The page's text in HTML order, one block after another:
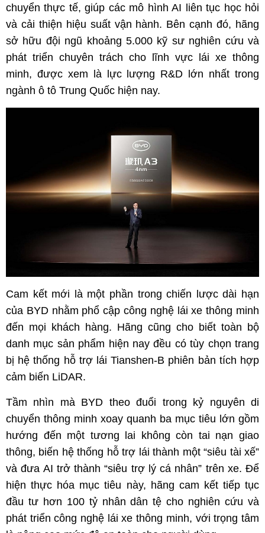
chuyển thực tế, giúp các mô hình AI liên tục học hỏi
và cải thiện hiệu suất vận hành. Bên cạnh đó, hãng
sở hữu đội ngũ khoảng 5.000 kỹ sư nghiên cứu và
phát triển chuyên trách cho lĩnh vực lái xe thông
minh, được xem là lực lượng R&D lớn nhất trong
ngành ô tô Trung Quốc hiện nay.
Cam kết mới là một phần trong chiến lược dài hạn
của BYD nhằm phổ cập công nghệ lái xe thông minh
đến mọi khách hàng. Hãng cũng cho biết toàn bộ
danh mục sản phẩm hiện nay đều có tùy chọn trang
bị hệ thống hỗ trợ lái Tianshen-B phiên bản tích hợp
cảm biến LiDAR.
Tầm nhìn mà BYD theo đuổi trong kỷ nguyên di
chuyển thông minh xoay quanh ba mục tiêu lớn gồm
hướng đến một tương lai không còn tai nạn giao
thông, biến hệ thống hỗ trợ lái thành một “siêu tài xế”
và đưa AI trở thành “siêu trợ lý cá nhân” trên xe. Để
hiện thực hóa mục tiêu này, hãng cam kết tiếp tục
đầu tư hơn 100 tỷ nhân dân tệ cho nghiên cứu và
phát triển công nghệ lái xe thông minh, với trọng tâm